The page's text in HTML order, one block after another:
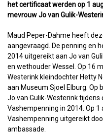
het certificaat werden op 1
mevrouw Jo van Gulik-
Maud Peper-Dahme heeft
aangevraagd. De penning en
2014 uitgereikt aan Jo van
en wethouder Wessel. Op 16
Westerink kleindochter Hetty
aan Museum Sjoel Elburg. Op
Jo van Gulik-Westerink tijdens
Vashempenning in 2014. Op
Vashempenning uitgereikt
ambassade.